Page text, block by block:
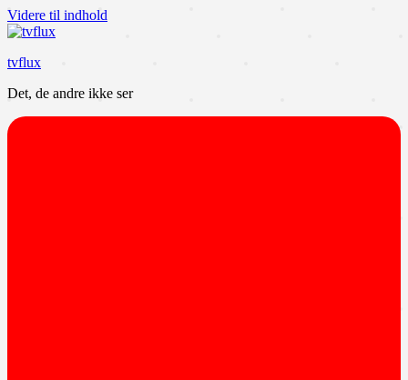
Videre til indhold
tvflux
Det, de andre ikke ser